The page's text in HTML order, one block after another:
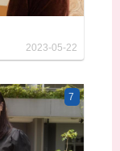
2023-05-22
7